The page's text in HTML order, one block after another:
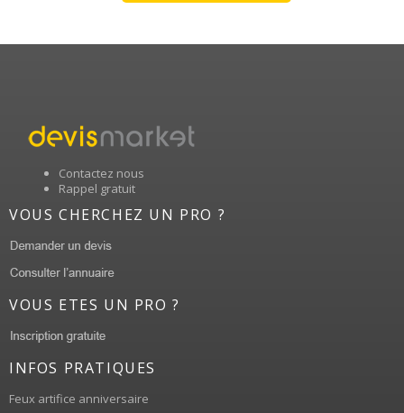
Contactez nous
Rappel gratuit
VOUS CHERCHEZ UN PRO ?
VOUS ETES UN PRO ?
INFOS PRATIQUES
Feux artifice anniversaire